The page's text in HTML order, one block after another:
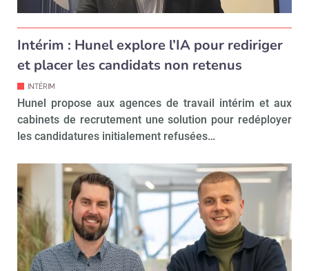
Intérim : Hunel explore l’IA pour rediriger
et placer les candidats non retenus
INTÉRIM
Hunel propose aux agences de travail intérim et aux
cabinets de recrutement une solution pour redéployer
les candidatures initialement refusées…